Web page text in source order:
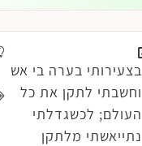
בצעירותי בערה בי אש
וחשבתי לתקן את כל
העולם; לכשגדלתי
נתייאשתי מלתקן